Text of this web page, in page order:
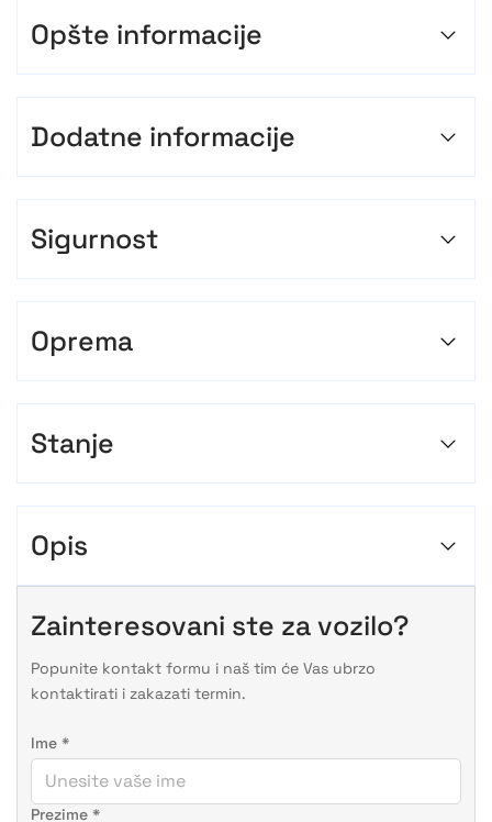
Opšte informacije
Dodatne informacije
Sigurnost
Oprema
Stanje
Opis
Zainteresovani ste za vozilo?
Popunite kontakt formu i naš tim će Vas ubrzo
kontaktirati i zakazati termin.
Ime *
Prezime *